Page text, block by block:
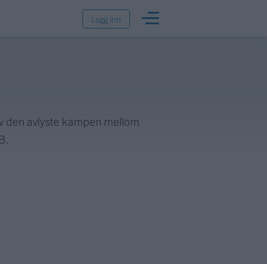
Logg inn
den avlyste kampen mellom